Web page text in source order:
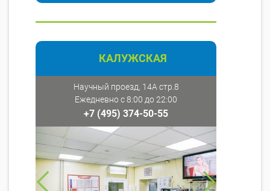
КАЛУЖСКАЯ
Научный проезд, 14А стр.8
Ежедневно с 8:00 до 22:00
+7 (495) 374-50-55